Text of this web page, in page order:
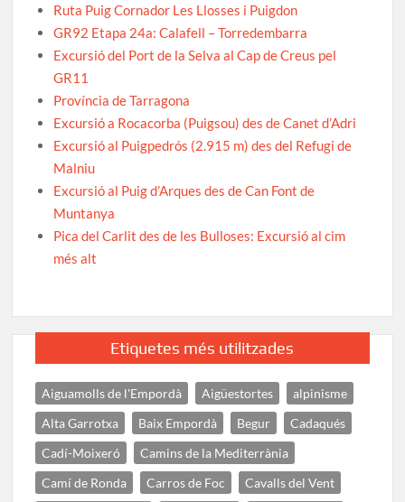
Ruta Puig Cornador Les Llosses i Puigdon
GR92 Etapa 24a: Calafell – Torredembarra
Excursió del Port de la Selva al Cap de Creus pel
GR11
Província de Tarragona
Excursió a Rocacorba (Puigsou) des de Canet d’Adri
Excursió al Puigpedrós (2.915 m) des del Refugi de
Malniu
Excursió al Puig d’Arques des de Can Font de
Muntanya
Pica del Carlit des de les Bulloses: Excursió al cim
més alt
Etiquetes més utilitzades
Aiguamolls de l'Empordà Aigüestortes
alpinisme
Alta Garrotxa
Baix Empordà Begur
Cadaqués
Cadí-Moixeró
Camins de la Mediterrània
Camí de Ronda
Carros de Foc
Cavalls del Vent